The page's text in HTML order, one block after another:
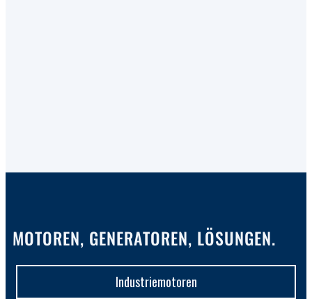
MOTOREN, GENERATOREN, LÖSUNGEN.
Industriemotoren